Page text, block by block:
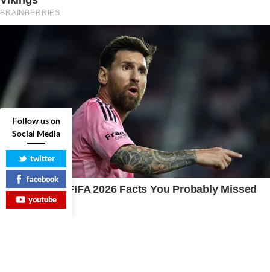
Follow us on
Social Media
twitter
facebook
youtube